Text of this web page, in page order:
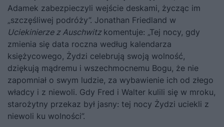
Adamek zabezpieczyli wejście deskami, życząc im
„szczęśliwej podróży”. Jonathan Friedland w
Uciekinierze z Auschwitz komentuje: „Tej nocy, gdy
zmienia się data roczna według kalendarza
księżycowego, Żydzi celebrują swoją wolność,
dziękują mądremu i wszechmocnemu Bogu, że nie
zapomniał o swym ludzie, za wybawienie ich od złego
władcy i z niewoli. Gdy Fred i Walter kulili się w mroku,
starożytny przekaz był jasny: tej nocy Żydzi uciekli z
niewoli ku wolności”.